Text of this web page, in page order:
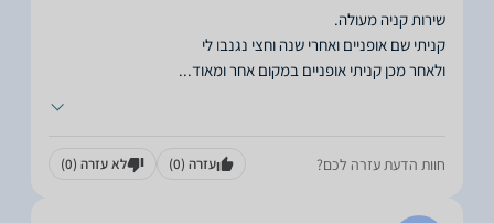
ולאחר מכן קניתי אופניים במקום אחר ומאוד...
חוות הדעת עזרה לכם? עזרה (0) לא עזרה (0)